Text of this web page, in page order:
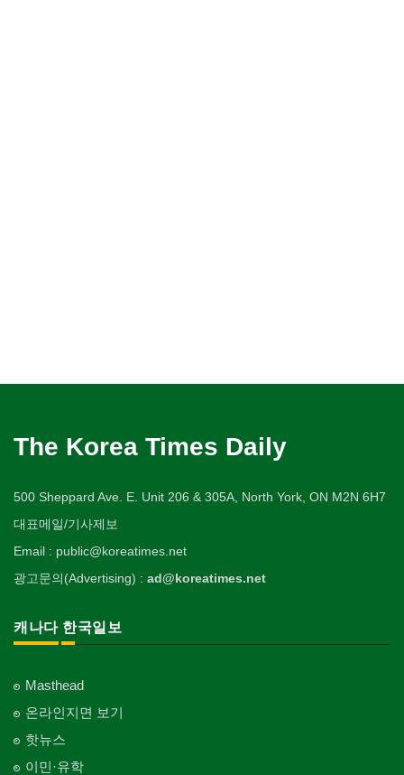
The Korea Times Daily
500 Sheppard Ave. E. Unit 206 & 305A, North York, ON M2N 6H7
대표메일/기사제보
Email : public@koreatimes.net
광고문의(Advertising) : ad@koreatimes.net
캐나다 한국일보
Masthead
온라인지면 보기
핫뉴스
이민·유학